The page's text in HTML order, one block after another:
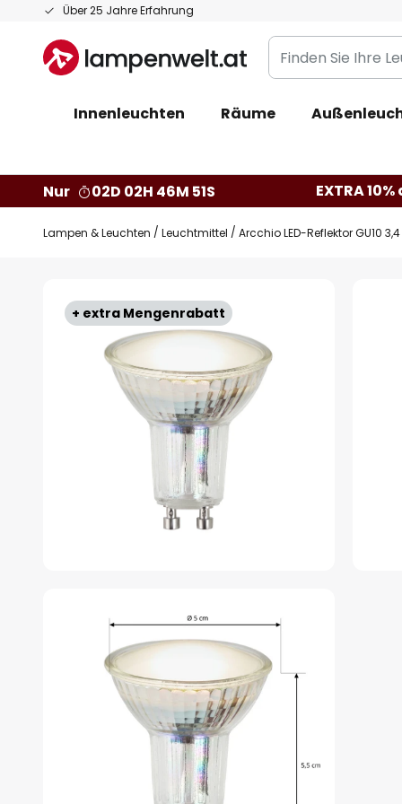
Über 25 Jahre Erfahrung
Zum
springen
Finden
Sie
Leuchte...
Innenleuchten Räume
Nur
02D 02H 46M 50S EXTRA
Lampen & Leuchten Leuchtmittel Arcchio LED-Reflektor GU10
+ extra Mengenrabatt
Ende
Bildgalerie